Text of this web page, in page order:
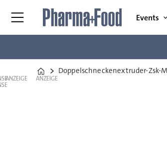
Events
Home
Doppelschneckenextruder-Zsk-
ANZEIGE ANZEIGE